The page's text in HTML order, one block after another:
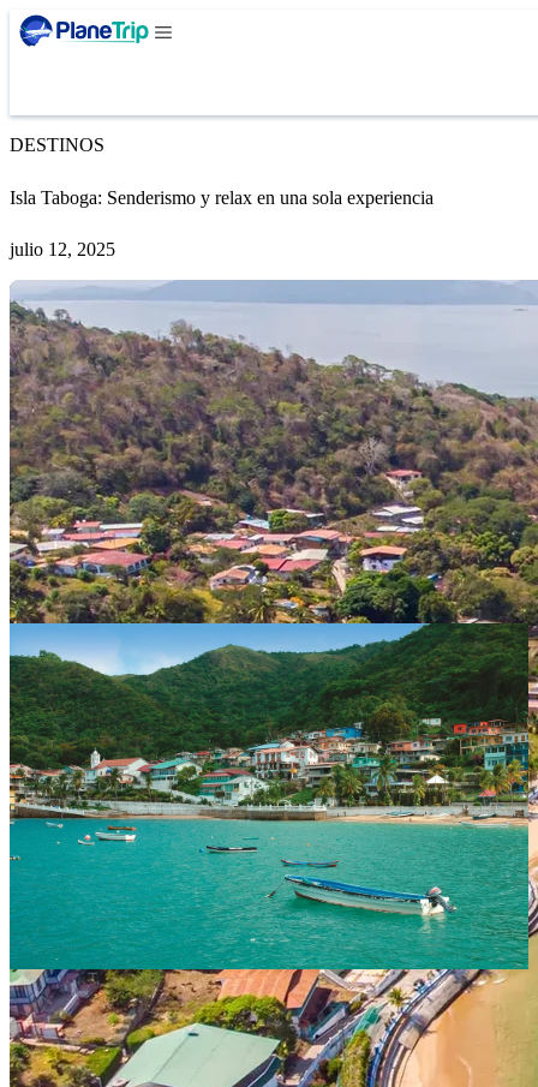
DESTINOS
Isla Taboga: Senderismo y relax en una sola experiencia
julio 12, 2025
Isla Taboga, Panamá: La Isla de las
Flores a solo minutos de la ciudad
Descubre Isla Taboga, un paraíso tropical cerca de Ciudad de
Panamá. Playas doradas, aguas tranquilas, historia colonial y vistas
al Pacífico en una escapada perfecta de un día o fin de semana.